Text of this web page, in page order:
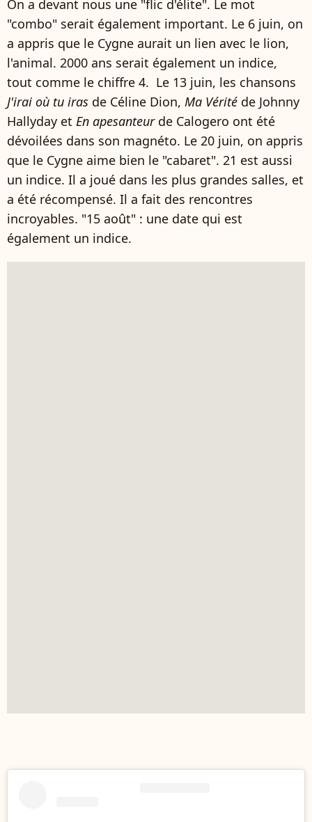
On a devant nous une "flic d'élite". Le mot
"combo" serait également important. Le 6 juin, on
a appris que le Cygne aurait un lien avec le lion,
l'animal. 2000 ans serait également un indice,
tout comme le chiffre 4. Le 13 juin, les chansons
J'irai où tu iras de Céline Dion, Ma Vérité de Johnny
Hallyday et En apesanteur de Calogero ont été
dévoilées dans son magnéto. Le 20 juin, on appris
que le Cygne aime bien le "cabaret". 21 est aussi
un indice. Il a joué dans les plus grandes salles, et
a été récompensé. Il a fait des rencontres
incroyables. "15 août" : une date qui est
également un indice.